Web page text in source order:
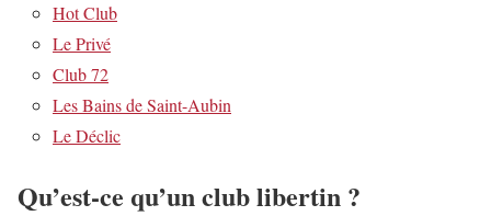
Hot Club
Le Privé
Club 72
Les Bains de Saint-Aubin
Le Déclic
Qu’est-ce qu’un club libertin ?